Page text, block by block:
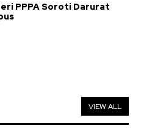
PPPA Soroti Darurat
VIEW ALL